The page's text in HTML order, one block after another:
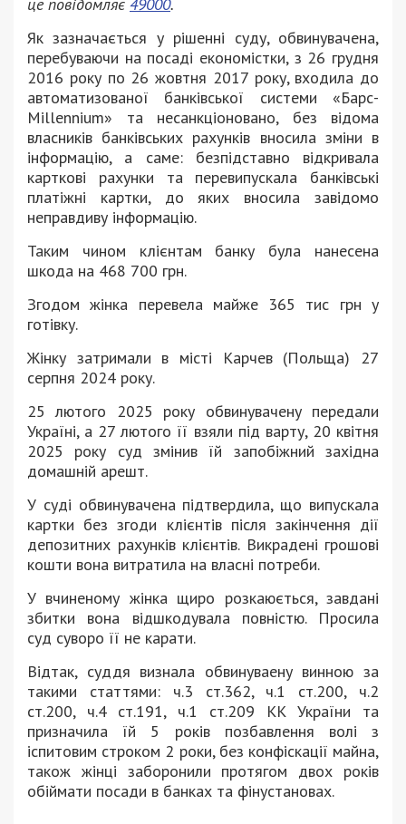
це повідомляє 49000.
Як зазначається у рішенні суду, обвинувачена,
перебуваючи на посаді економістки, з 26 грудня
2016 року по 26 жовтня 2017 року, входила до
автоматизованої банківської системи «Барс-
Millennium» та несанкціоновано, без відома
власників банківських рахунків вносила зміни в
інформацію, а саме: безпідставно відкривала
карткові рахунки та перевипускала банківські
платіжні картки, до яких вносила завідомо
неправдиву інформацію.
Таким чином клієнтам банку була нанесена
шкода на 468 700 грн.
Згодом жінка перевела майже 365 тис грн у
готівку.
Жінку затримали в місті Карчев (Польща) 27
серпня 2024 року.
25 лютого 2025 року обвинувачену передали
Україні, а 27 лютого її взяли під варту, 20 квітня
2025 року суд змінив їй запобіжний західна
домашній арешт.
У суді обвинувачена підтвердила, що випускала
картки без згоди клієнтів після закінчення дії
депозитних рахунків клієнтів. Викрадені грошові
кошти вона витратила на власні потреби.
У вчиненому жінка щиро розкаюється, завдані
збитки вона відшкодувала повністю. Просила
суд суворо її не карати.
Відтак, суддя визнала обвинуваену винною за
такими статтями: ч.3 ст.362, ч.1 ст.200, ч.2
ст.200, ч.4 ст.191, ч.1 ст.209 КК України та
призначила їй 5 років позбавлення волі з
іспитовим строком 2 роки, без конфіскації майна,
також жінці заборонили протягом двох років
обіймати посади в банках та фінустановах.